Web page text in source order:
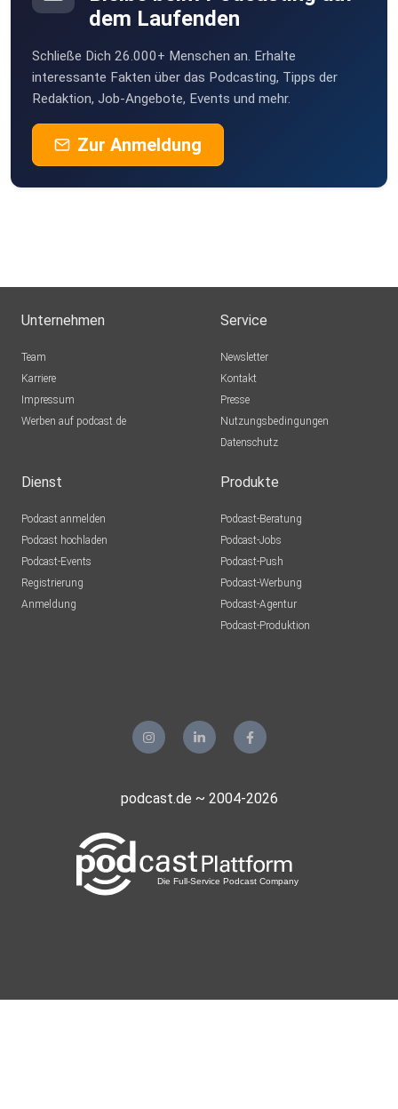
Crew Ressource Management - Wie geht die Luftfahrt mit
dem
Faktor Mensch um?
dem Laufenden
Schließe Dich 26.000+ Menschen an. Erhalte
interessante Fakten über das Podcasting, Tipps der
Redaktion, Job-Angebote, Events und mehr.
Zur Anmeldung
Unternehmen
Team
Karriere
Impressum
Werben auf podcast.de
Service
Newsletter
Kontakt
Presse
Nutzungsbedingungen
Datenschutz
Dienst
Podcast anmelden
Podcast hochladen
Podcast-Events
Registrierung
Anmeldung
Produkte
Podcast-Beratung
Podcast-Jobs
Podcast-Push
Podcast-Werbung
Podcast-Agentur
Podcast-Produktion
podcast.de ~ 2004-2026